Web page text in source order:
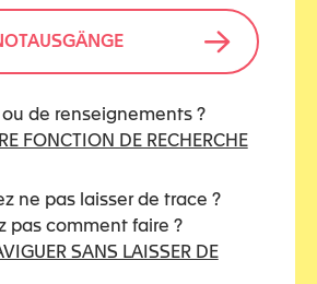
ou de renseignements ?
FONCTION DE RECHERCHE
ne pas laisser de trace ?
pas comment faire ?
SANS LAISSER DE